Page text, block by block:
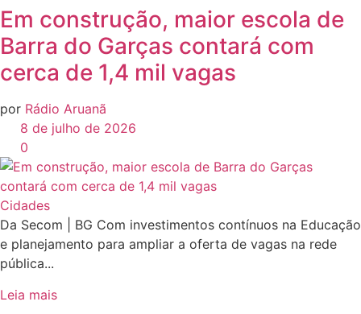
Em construção, maior escola de
Barra do Garças contará com
cerca de 1,4 mil vagas
por Rádio Aruanã
8 de julho de 2026
0
Cidades
Da Secom | BG Com investimentos contínuos na Educação
e planejamento para ampliar a oferta de vagas na rede
pública...
Leia mais